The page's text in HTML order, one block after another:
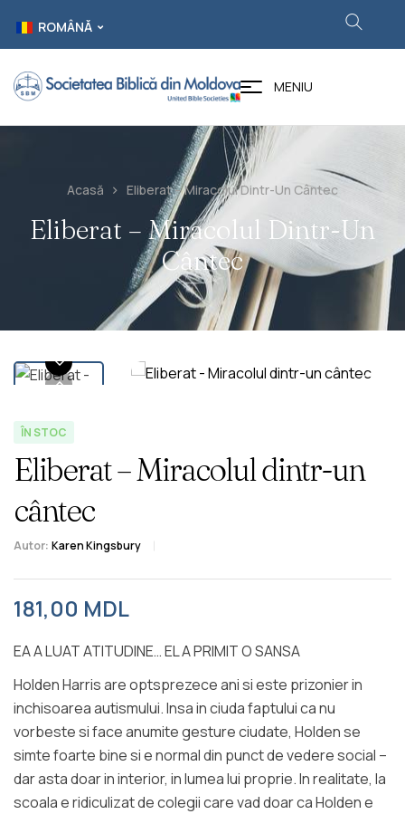
ROMÂNĂ
MENIU
Acasă Eliberat – Miracolul Dintr-Un Cântec
Eliberat – Miracolul Dintr-Un
Cântec
ÎN STOC
Eliberat – Miracolul dintr-un
cântec
Autor: Karen Kingsbury
181,00 MDL
EA A LUAT ATITUDINE… EL A PRIMIT O SANSA
Holden Harris are optsprezece ani si este prizonier in
inchisoarea autismului. Insa in ciuda faptului ca nu
vorbeste si face anumite gesture ciudate, Holden se
simte foarte bine si e normal din punct de vedere social –
dar asta doar in interior, in lumea lui proprie. In realitate, la
scoala e ridiculizat de colegii care vad doar ca Holden e